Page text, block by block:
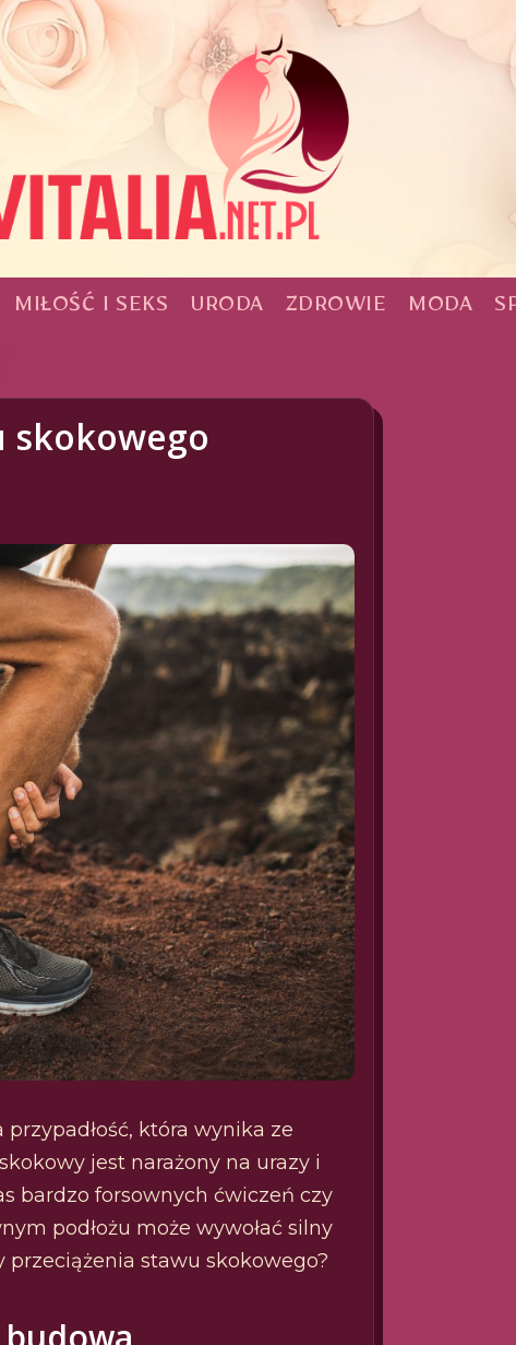
MIŁOŚĆ I SEKS URODA ZDROWIE MODA
skokowego
która wynika ze
jest narażony na urazy i
bardzo forsownych ćwiczeń czy
podłożu może wywołać silny
przeciążenia stawu skokowego?